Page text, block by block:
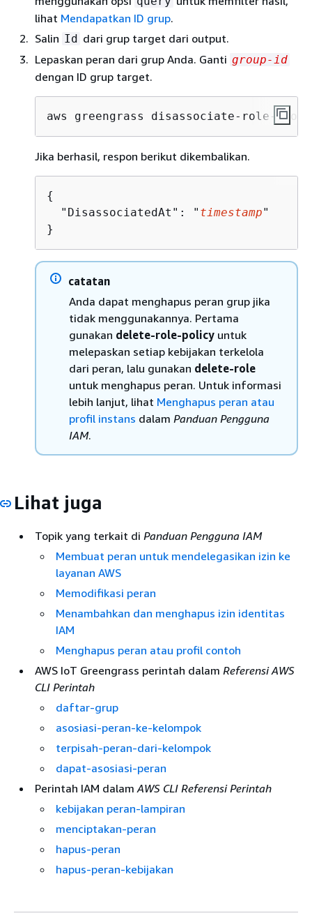
lihat Mendapatkan ID grup.
Salin Id dari grup target dari output.
Lepaskan peran dari grup Anda. Ganti group-id
dengan ID grup target.
aws greengrass disassociate-role-
Jika berhasil, respon berikut dikembalikan.
{
  "DisassociatedAt": "
timestamp"
}
catatan
Anda dapat menghapus peran grup jika
tidak menggunakannya. Pertama
gunakan delete-role-policy untuk
melepaskan setiap kebijakan terkelola
dari peran, lalu gunakan delete-role
untuk menghapus peran. Untuk informasi
lebih lanjut, lihat Menghapus peran atau
profil instans dalam Panduan Pengguna
IAM.
Lihat juga
Topik yang terkait di Panduan Pengguna IAM
Membuat peran untuk mendelegasikan izin ke
layanan AWS
Memodifikasi peran
Menambahkan dan menghapus izin identitas
IAM
Menghapus peran atau profil contoh
AWS IoT Greengrass perintah dalam Referensi AWS
CLI Perintah
daftar-grup
asosiasi-peran-ke-kelompok
terpisah-peran-dari-kelompok
dapat-asosiasi-peran
Perintah IAM dalam AWS CLI Referensi Perintah
kebijakan peran-lampiran
menciptakan-peran
hapus-peran
hapus-peran-kebijakan